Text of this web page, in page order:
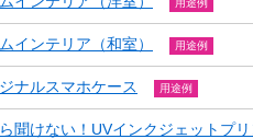
用途例
インテリア（和室） 用途例
ナルスマホケース 用途例
聞けない！UVインクジェットプリ